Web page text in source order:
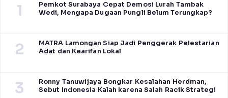
1
Pemkot Surabaya Cepat Demosi Lurah Tambak
Wedi, Mengapa Dugaan Pungli Belum Terungkap?
2
MATRA Lamongan Siap Jadi Penggerak Pelestarian
Adat dan Kearifan Lokal
3
Ronny Tanuwijaya Bongkar Kesalahan Herdman,
Sebut Indonesia Kalah karena Salah Racik Strategi